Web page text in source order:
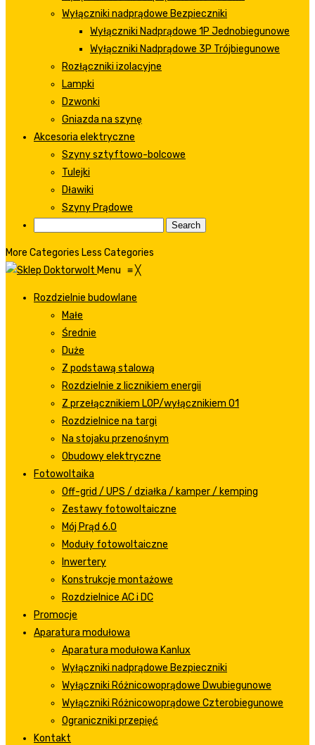
Wyłączniki nadprądowe Bezpieczniki
Wyłączniki Nadprądowe 1P Jednobiegunowe
Wyłączniki Nadprądowe 3P Trójbiegunowe
Rozłączniki izolacyjne
Lampki
Dzwonki
Gniazda na szynę
Akcesoria elektryczne
Szyny sztyftowo-bolcowe
Tulejki
Dławiki
Szyny Prądowe
More Categories Less Categories
Menu ≡╳
Rozdzielnie budowlane
Małe
Średnie
Duże
Z podstawą stalową
Rozdzielnie z licznikiem energii
Z przełącznikiem LOP/wyłącznikiem 01
Rozdzielnice na targi
Na stojaku przenośnym
Obudowy elektryczne
Fotowoltaika
Off-grid / UPS / działka / kamper / kemping
Zestawy fotowoltaiczne
Mój Prąd 6.0
Moduły fotowoltaiczne
Inwertery
Konstrukcje montażowe
Rozdzielnice AC i DC
Promocje
Aparatura modułowa
Aparatura modułowa Kanlux
Wyłączniki nadprądowe Bezpieczniki
Wyłączniki Różnicowoprądowe Dwubiegunowe
Wyłączniki Różnicowoprądowe Czterobiegunowe
Ograniczniki przepięć
Kontakt